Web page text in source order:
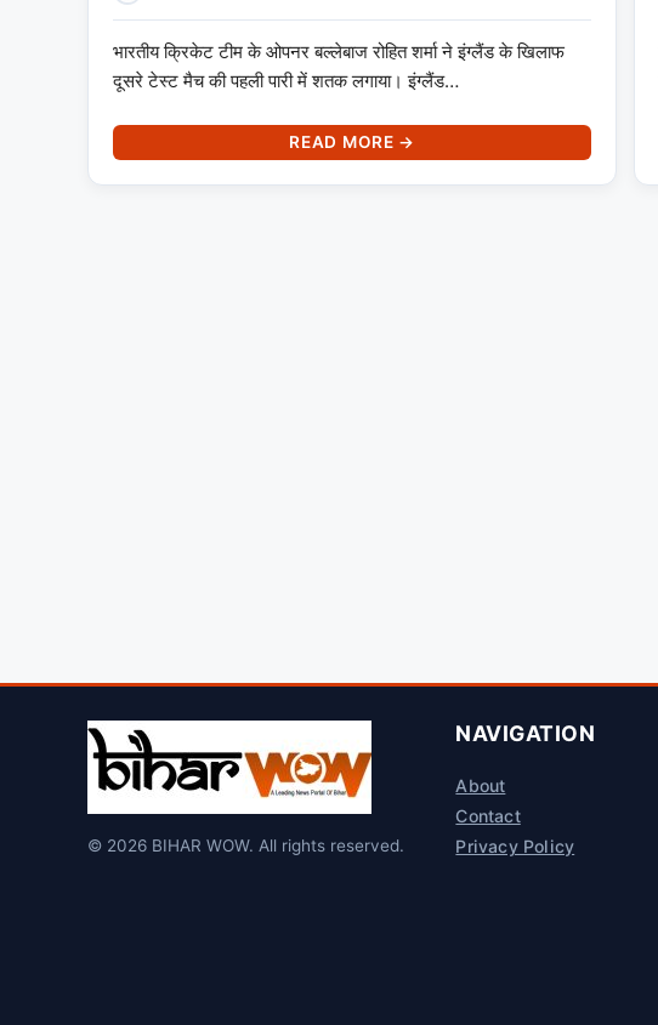
भारतीय क्रिकेट टीम के ओपनर बल्लेबाज रोहित शर्मा ने इंग्लैंड के खिलाफ
दूसरे टेस्ट मैच की पहली पारी में शतक लगाया। इंग्लैंड…
READ MORE →
© 2026 BIHAR WOW. All rights reserved.
NAVIGATION
About
Contact
Privacy Policy